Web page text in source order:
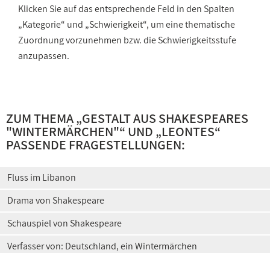
Klicken Sie auf das entsprechende Feld in den Spalten
„Kategorie“ und „Schwierigkeit“, um eine thematische
Zuordnung vorzunehmen bzw. die Schwierigkeitsstufe
anzupassen.
ZUM THEMA „GESTALT AUS SHAKESPEARES
"WINTERMÄRCHEN"“ UND „LEONTES“
PASSENDE FRAGESTELLUNGEN:
Fluss im Libanon
Drama von Shakespeare
Schauspiel von Shakespeare
Verfasser von: Deutschland, ein Wintermärchen